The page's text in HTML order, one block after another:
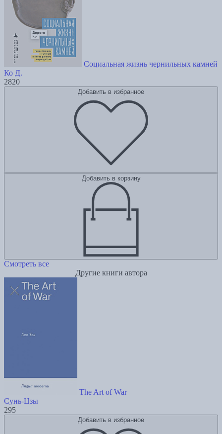
Социальная жизнь чернильных камней
Ко Д.
2820
Добавить в избранное
Добавить в корзину
Смотреть все
Другие книги автора
The Art of War
Сунь-Цзы
295
Добавить в избранное